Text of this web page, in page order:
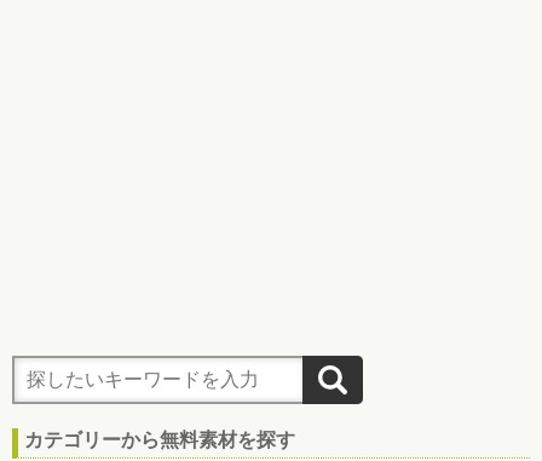
カテゴリーから無料素材を探す